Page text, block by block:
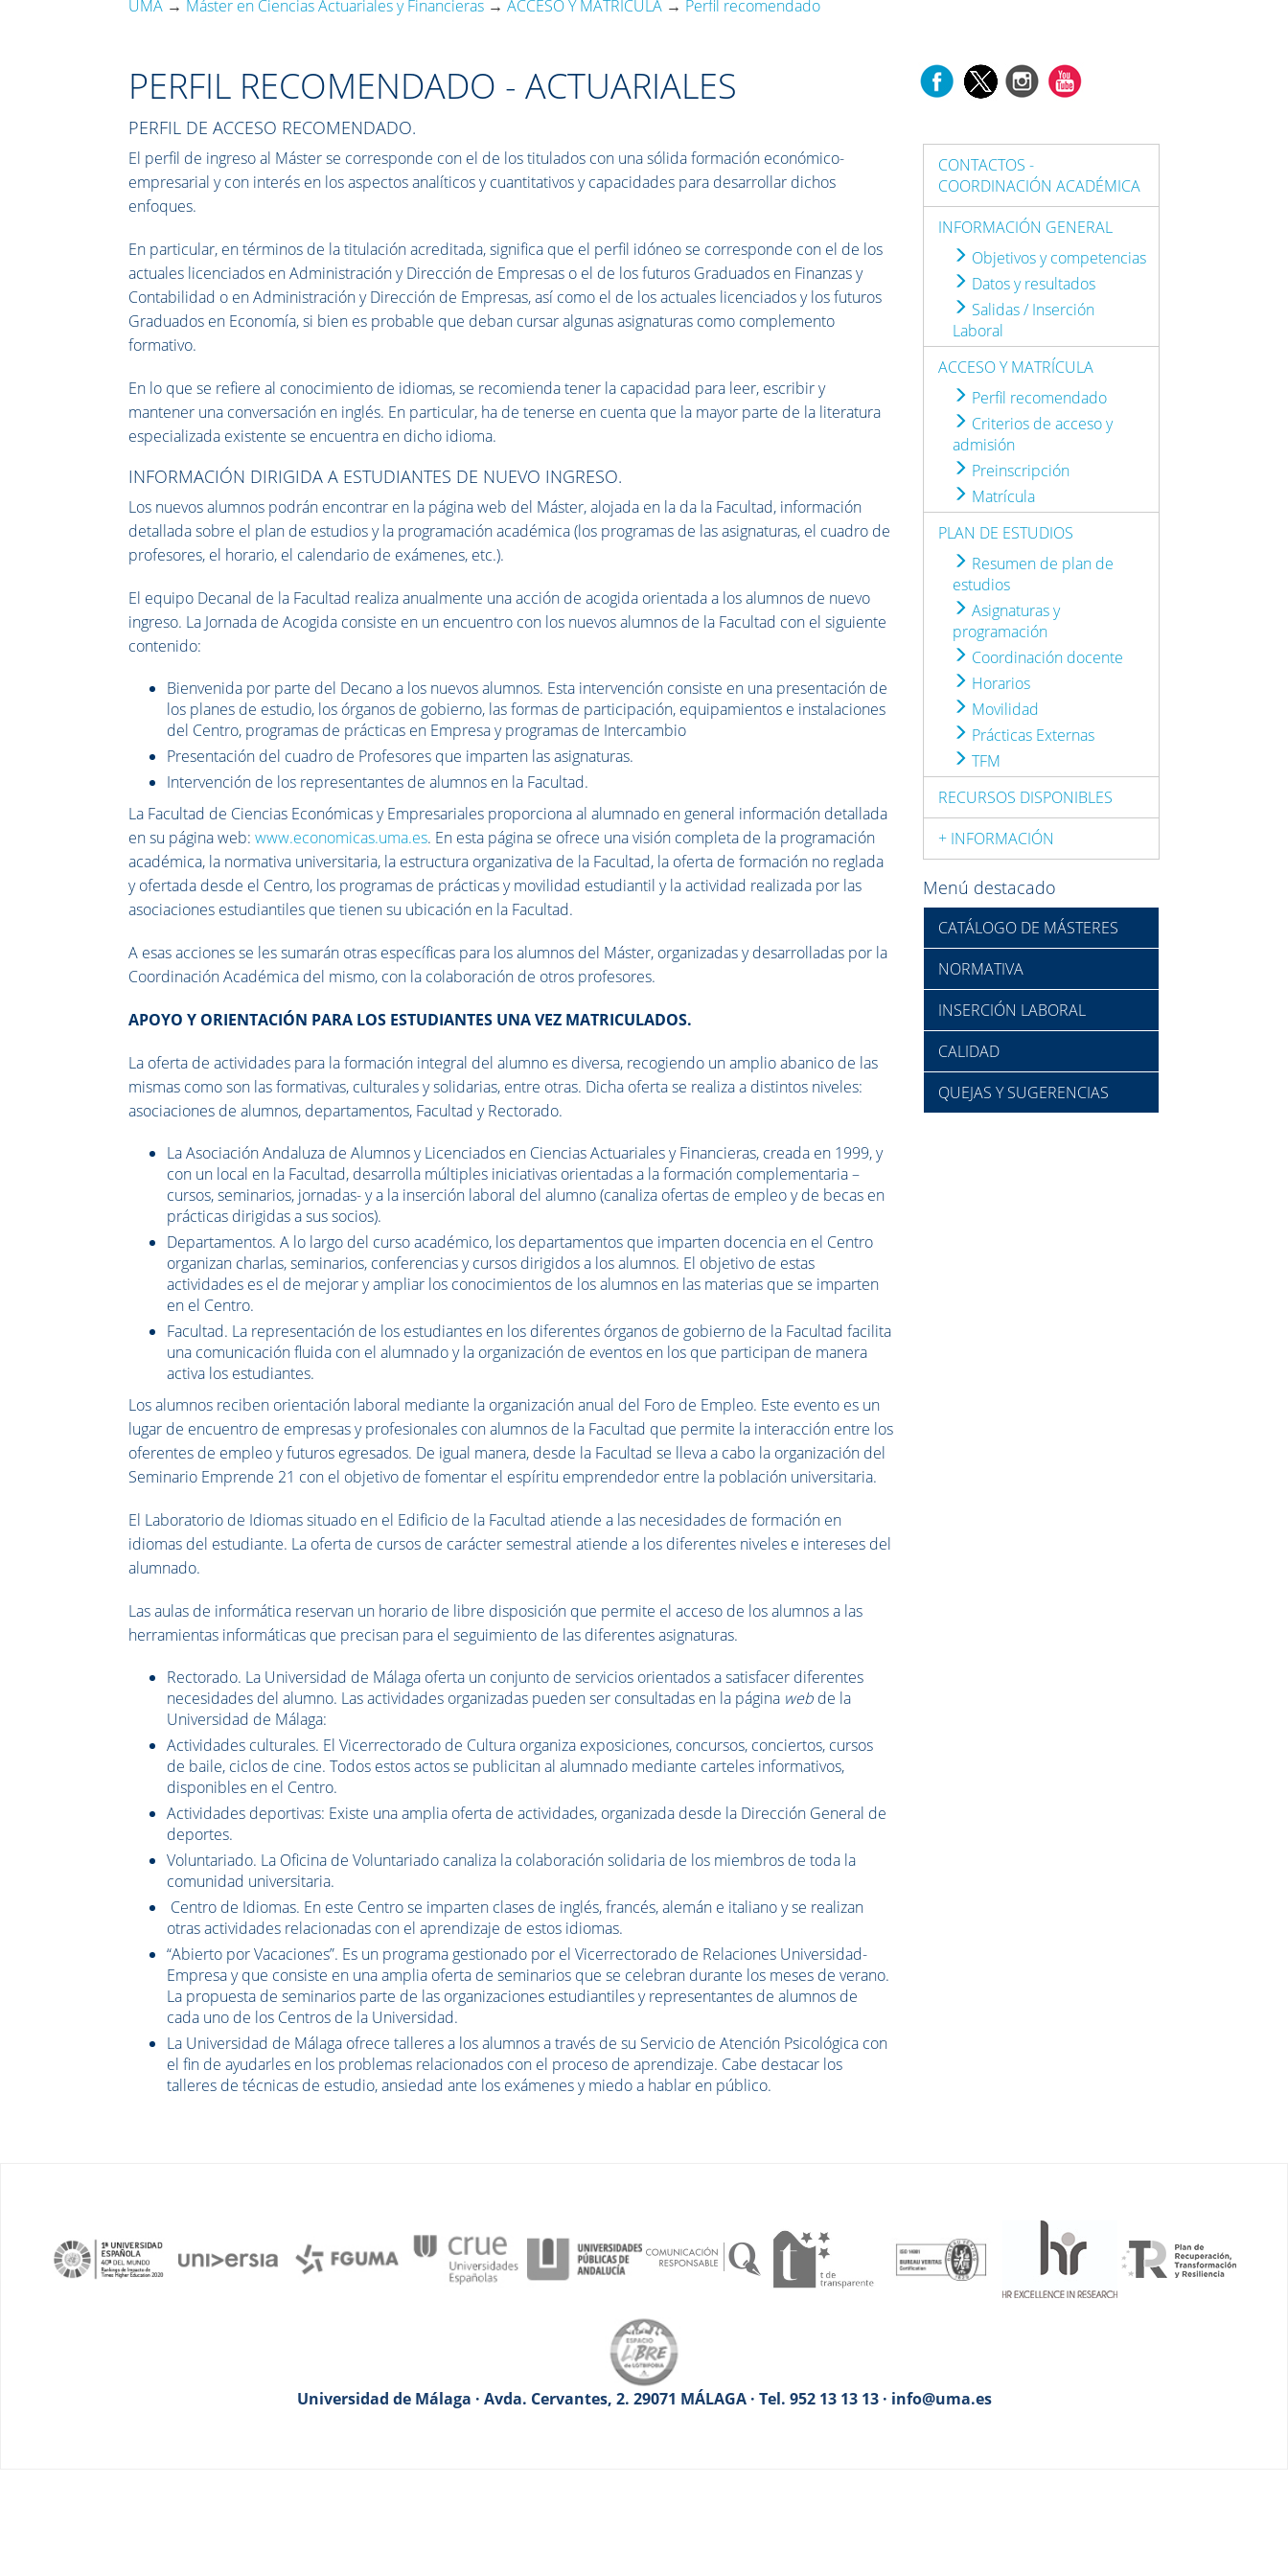
UMA → Máster en Ciencias Actuariales y Financieras → ACCESO Y MATRÍCULA → Perfil recomendado
PERFIL RECOMENDADO - ACTUARIALES
PERFIL DE ACCESO RECOMENDADO.
El perfil de ingreso al Máster se corresponde con el de los titulados con una sólida formación económico-
empresarial y con interés en los aspectos analíticos y cuantitativos y capacidades para desarrollar dichos
enfoques.
En particular, en términos de la titulación acreditada, significa que el perfil idóneo se corresponde con el de los
actuales licenciados en Administración y Dirección de Empresas o el de los futuros Graduados en Finanzas y
Contabilidad o en Administración y Dirección de Empresas, así como el de los actuales licenciados y los futuros
Graduados en Economía, si bien es probable que deban cursar algunas asignaturas como complemento
formativo.
En lo que se refiere al conocimiento de idiomas, se recomienda tener la capacidad para leer, escribir y
mantener una conversación en inglés. En particular, ha de tenerse en cuenta que la mayor parte de la literatura
especializada existente se encuentra en dicho idioma.
INFORMACIÓN DIRIGIDA A ESTUDIANTES DE NUEVO INGRESO.
Los nuevos alumnos podrán encontrar en la página web del Máster, alojada en la da la Facultad, información
detallada sobre el plan de estudios y la programación académica (los programas de las asignaturas, el cuadro de
profesores, el horario, el calendario de exámenes, etc.).
El equipo Decanal de la Facultad realiza anualmente una acción de acogida orientada a los alumnos de nuevo
ingreso. La Jornada de Acogida consiste en un encuentro con los nuevos alumnos de la Facultad con el siguiente
contenido:
Bienvenida por parte del Decano a los nuevos alumnos. Esta intervención consiste en una presentación de
los planes de estudio, los órganos de gobierno, las formas de participación, equipamientos e instalaciones
del Centro, programas de prácticas en Empresa y programas de Intercambio
Presentación del cuadro de Profesores que imparten las asignaturas.
Intervención de los representantes de alumnos en la Facultad.
La Facultad de Ciencias Económicas y Empresariales proporciona al alumnado en general información detallada
en su página web:www.economicas.uma.es. En esta página se ofrece una visión completa de la programación
académica, la normativa universitaria, la estructura organizativa de la Facultad, la oferta de formación no reglada
y ofertada desde el Centro, los programas de prácticas y movilidad estudiantil y la actividad realizada por las
asociaciones estudiantiles que tienen su ubicación en la Facultad.
A esas acciones se les sumarán otras específicas para los alumnos del Máster, organizadas y desarrolladas por la
Coordinación Académica del mismo, con la colaboración de otros profesores.
APOYO Y ORIENTACIÓN PARA LOS ESTUDIANTES UNA VEZ MATRICULADOS.
La oferta de actividades para la formación integral del alumno es diversa, recogiendo un amplio abanico de las
mismas como son las formativas, culturales y solidarias, entre otras. Dicha oferta se realiza a distintos niveles:
asociaciones de alumnos, departamentos, Facultad y Rectorado.
La Asociación Andaluza de Alumnos y Licenciados en Ciencias Actuariales y Financieras, creada en 1999, y
con un local en la Facultad, desarrolla múltiples iniciativas orientadas a la formación complementaria –
cursos, seminarios, jornadas- y a la inserción laboral del alumno (canaliza ofertas de empleo y de becas en
prácticas dirigidas a sus socios).
Departamentos. A lo largo del curso académico, los departamentos que imparten docencia en el Centro
organizan charlas, seminarios, conferencias y cursos dirigidos a los alumnos. El objetivo de estas
actividades es el de mejorar y ampliar los conocimientos de los alumnos en las materias que se imparten
en el Centro.
Facultad. La representación de los estudiantes en los diferentes órganos de gobierno de la Facultad facilita
una comunicación fluida con el alumnado y la organización de eventos en los que participan de manera
activa los estudiantes.
Los alumnos reciben orientación laboral mediante la organización anual del Foro de Empleo. Este evento es un
lugar de encuentro de empresas y profesionales con alumnos de la Facultad que permite la interacción entre los
oferentes de empleo y futuros egresados. De igual manera, desde la Facultad se lleva a cabo la organización del
Seminario Emprende 21 con el objetivo de fomentar el espíritu emprendedor entre la población universitaria.
El Laboratorio de Idiomas situado en el Edificio de la Facultad atiende a las necesidades de formación en
idiomas del estudiante. La oferta de cursos de carácter semestral atiende a los diferentes niveles e intereses del
alumnado.
Las aulas de informática reservan un horario de libre disposición que permite el acceso de los alumnos a las
herramientas informáticas que precisan para el seguimiento de las diferentes asignaturas.
Rectorado. La Universidad de Málaga oferta un conjunto de servicios orientados a satisfacer diferentes
necesidades del alumno. Las actividades organizadas pueden ser consultadas en la página web de la
Universidad de Málaga:
Actividades culturales. El Vicerrectorado de Cultura organiza exposiciones, concursos, conciertos, cursos
de baile, ciclos de cine. Todos estos actos se publicitan al alumnado mediante carteles informativos,
disponibles en el Centro.
Actividades deportivas: Existe una amplia oferta de actividades, organizada desde la Dirección General de
deportes.
Voluntariado. La Oficina de Voluntariado canaliza la colaboración solidaria de los miembros de toda la
comunidad universitaria.
Centro de Idiomas. En este Centro se imparten clases de inglés, francés, alemán e italiano y se realizan
otras actividades relacionadas con el aprendizaje de estos idiomas.
“Abierto por Vacaciones”. Es un programa gestionado por el Vicerrectorado de Relaciones Universidad-
Empresa y que consiste en una amplia oferta de seminarios que se celebran durante los meses de verano.
La propuesta de seminarios parte de las organizaciones estudiantiles y representantes de alumnos de
cada uno de los Centros de la Universidad.
La Universidad de Málaga ofrece talleres a los alumnos a través de su Servicio de Atención Psicológica con
el fin de ayudarles en los problemas relacionados con el proceso de aprendizaje. Cabe destacar los
talleres de técnicas de estudio, ansiedad ante los exámenes y miedo a hablar en público.
CONTACTOS -
COORDINACIÓN ACADÉMICA
INFORMACIÓN GENERAL
Objetivos y competencias
Datos y resultados
Salidas / Inserción
Laboral
ACCESO Y MATRÍCULA
Perfil recomendado
Criterios de acceso y
admisión
Preinscripción
Matrícula
PLAN DE ESTUDIOS
Resumen de plan de
estudios
Asignaturas y
programación
Coordinación docente
Horarios
Movilidad
Prácticas Externas
TFM
RECURSOS DISPONIBLES
+ INFORMACIÓN
Menú destacado
CATÁLOGO DE MÁSTERES
NORMATIVA
INSERCIÓN LABORAL
CALIDAD
QUEJAS Y SUGERENCIAS
Universidad de Málaga · Avda. Cervantes, 2. 29071 MÁLAGA · Tel. 952 13 13 13 · info@uma.es